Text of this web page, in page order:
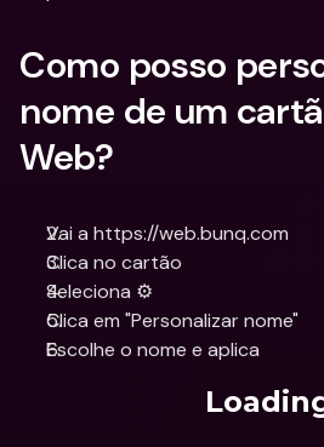
Como posso
nome de um
Web?
Vai a https://web.bunq.com
Clica no cartão
Seleciona ⚙️
Clica em "Personalizar nome"
Escolhe o nome e aplica